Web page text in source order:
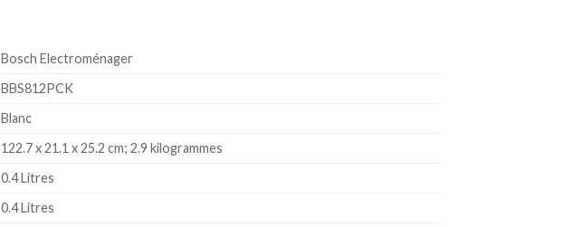
‎Bosch Electroménager
‎BBS812PCK
‎Blanc
‎122.7 x 21.1 x 25.2 cm; 2.9 kilogrammes
‎0.4 Litres
‎0.4 Litres